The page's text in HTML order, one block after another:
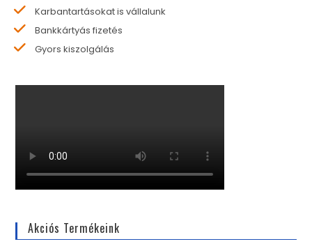
Karbantartásokat is vállalunk
Bankkártyás fizetés
Gyors kiszolgálás
Akciós Termékeink